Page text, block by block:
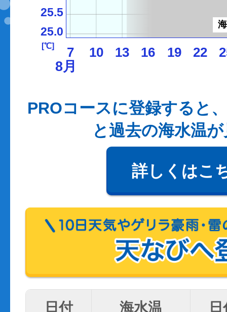
7 10 13 16 19 22
25.0
25.5
[℃]
8月
PROコースに登録すると
と過去の海水温
詳しくはこ
日付 海水温